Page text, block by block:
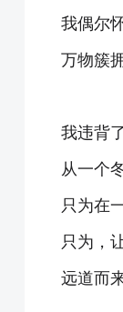
我偶尔
万物簇
我违背
从一个
只为在
只为，
远道而